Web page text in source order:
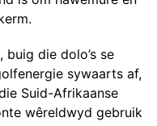
die dolo’s se
sywaarts af,
Suid-Afrikaanse
wêreldwyd gebruik